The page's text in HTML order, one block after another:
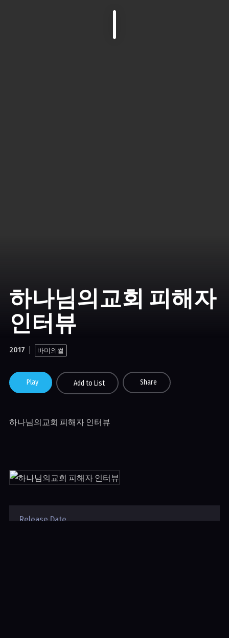
하나님의교회 피해자
인터뷰
2017 바미의썰
Play Add to List Share
하나님의교회 피해자 인터뷰
Release Date